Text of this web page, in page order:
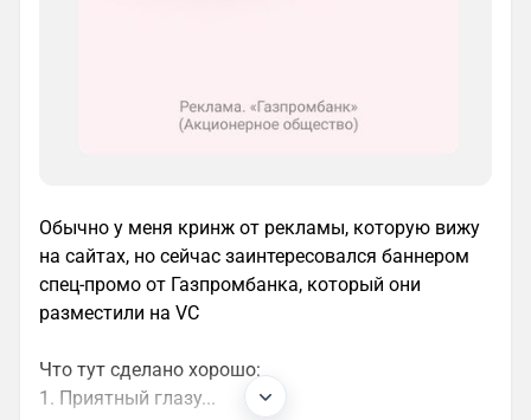
Обычно у меня кринж от рекламы, которую вижу
на сайтах, но сейчас заинтересовался баннером
спец-промо от Газпромбанка, который они
разместили на VC
Что тут сделано хорошо:
1. Приятный глазу...